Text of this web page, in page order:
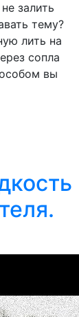
залить
тему?
лить на
сопла
вы